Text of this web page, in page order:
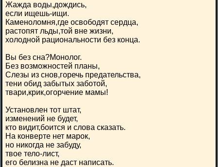
Жажда воды,дождись,
если ищешь-ищи.
Каменоломня,где освободят сердца,
растопят льды,той вне жизни,
холодной рациональности без конца.
Вы без сна?Монолог.
Без возможностей планы,
Слезы из снов,горечь предательства,
тени обид забытых заботой,
твари,крик,огорчение мамы!
Установлен тот штат,
изменений не будет,
кто видит,боится и слова сказать.
На конверте нет марок,
но никогда не забуду,
твое тело-лист,
его белизна не даст написать.